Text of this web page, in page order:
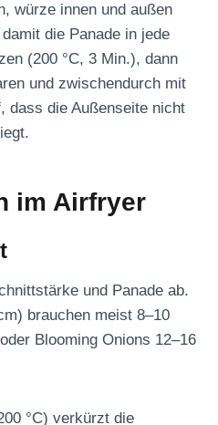
würze innen und außen
die Panade in jede
(200 °C, 3 Min.), dann
und zwischendurch mit
dass die Außenseite nicht
im Airfryer
und Panade ab.
brauchen meist 8–10
Blooming Onions 12–16
°C) verkürzt die